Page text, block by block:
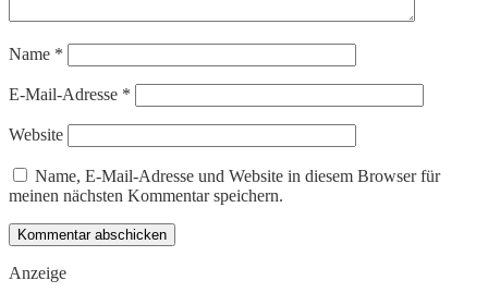
Name *
E-Mail-Adresse *
Website
Name, E-Mail-Adresse und Website in diesem Browser für
meinen nächsten Kommentar speichern.
Anzeige